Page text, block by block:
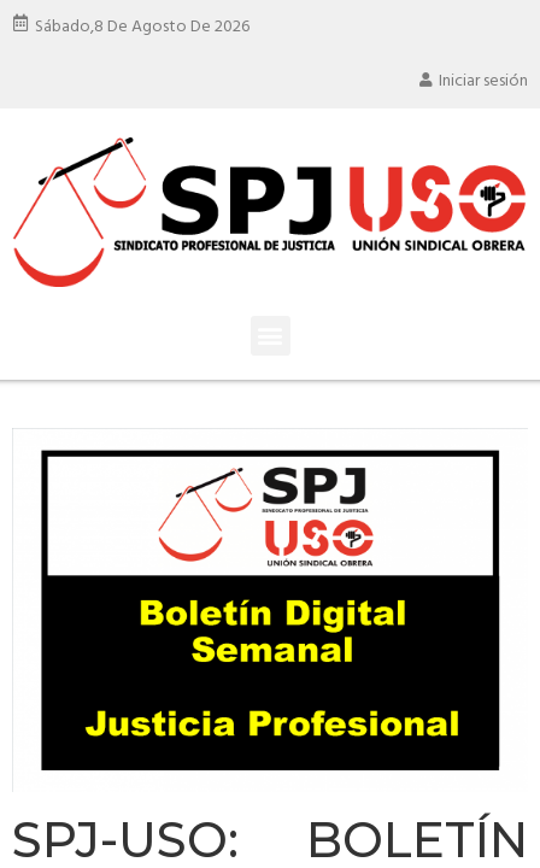
Sábado,8 De Agosto De 2026
Iniciar sesión
SPJ-USO: BOLETÍN